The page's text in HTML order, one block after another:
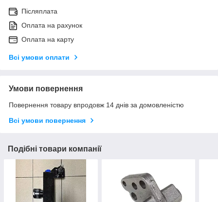
Післяплата
Оплата на рахунок
Оплата на карту
Всі умови оплати
Умови повернення
Повернення товару впродовж 14 днів за домовленістю
Всі умови повернення
Подібні товари компанії